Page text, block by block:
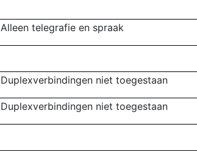
Alleen telegrafie en spraak
Duplexverbindingen niet toegestaan
Duplexverbindingen niet toegestaan